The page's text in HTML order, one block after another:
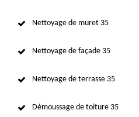
Nettoyage de muret 35
Nettoyage de façade 35
Nettoyage de terrasse 35
Démoussage de toiture 35